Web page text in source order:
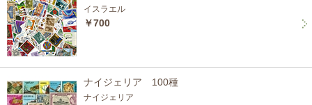
イスラエル
￥700
ナイジェリア 100種
ナイジェリア